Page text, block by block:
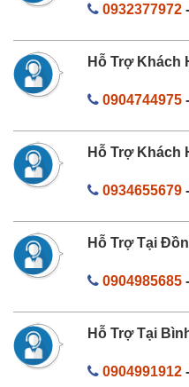
0932377972-
Hỗ Trợ Khách
0904744975-
Hỗ Trợ Khách
0934655679-
Hỗ Trợ Tại
0904985685-
Hỗ Trợ Tại
0904991912-